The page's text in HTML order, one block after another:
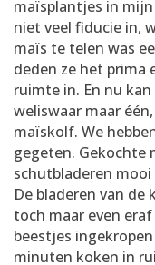
maïsplantjes in
niet veel fiducie in,
maïs te telen was
deden ze het prima
ruimte in. En nu
weliswaar maar
maïskolf. We
gegeten. Gekochte
schutbladeren
De bladeren van
toch maar even
beestjes
minuten koken in